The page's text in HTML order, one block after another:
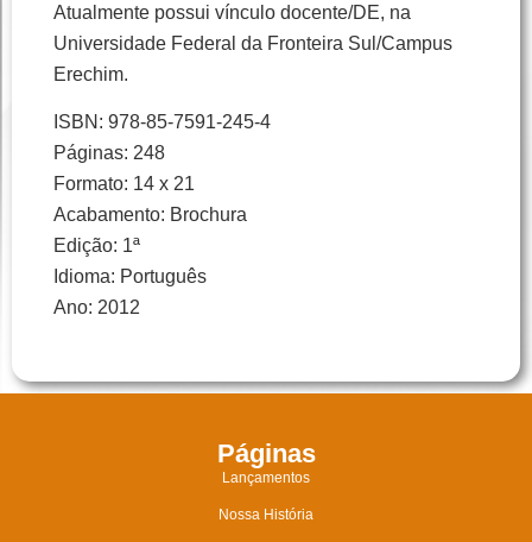
Atualmente possui vínculo docente/DE, na
Universidade Federal da Fronteira Sul/Campus
Erechim.
ISBN: 978-85-7591-245-4
Páginas: 248
Formato: 14 x 21
Acabamento: Brochura
Edição: 1ª
Idioma: Português
Ano: 2012
Páginas
Lançamentos
Nossa História